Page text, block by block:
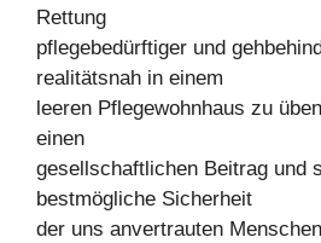
Rettung
pflegebedürftiger und
realitätsnah in einem
leeren Pflegewohnhaus zu
einen
gesellschaftlichen Beitrag und
bestmögliche Sicherheit
der uns anvertrauten